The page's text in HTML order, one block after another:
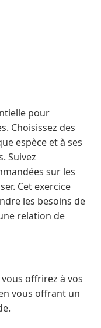
pour
Choisissez des
espèce et à ses
Suivez
sur les
Cet exercice
les besoins de
relation de
offrirez à vos
vous offrant un